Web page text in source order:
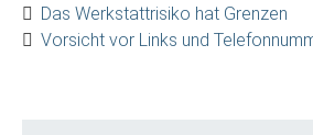
Das Werkstattrisiko hat Grenzen
Vorsicht vor Links und